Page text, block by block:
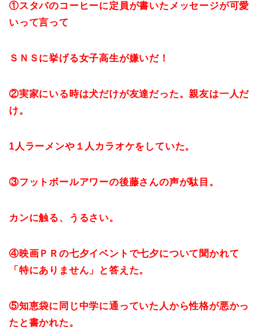
①スタバのコーヒーに定員が書いたメッセージが可愛
いって言って
ＳＮＳに挙げる女子高生が嫌いだ！
②実家にいる時は犬だけが友達だった。親友は一人だ
け。
1人ラーメンや１人カラオケをしていた。
③フットボールアワーの後藤さんの声が駄目。
カンに触る、うるさい。
④映画ＰＲの七夕イベントで七夕について聞かれて
「特にありません」と答えた。
⑤知恵袋に同じ中学に通っていた人から性格が悪かっ
たと書かれた。